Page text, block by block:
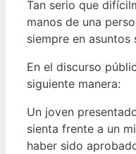
Tan serio que
manos de una
siempre en asuntos
En el discurso
siguiente manera:
Un joven
sienta frente a un
haber sido